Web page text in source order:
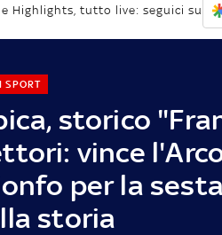
e Highlights, tutto live: seguici su
storico
vince
per la
storia
SPORT